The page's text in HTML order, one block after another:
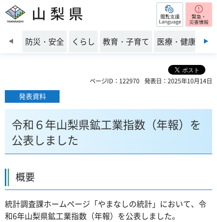
山梨県 閲覧支援
前のスライドを表示
防災・安全 くらし 教育・子育て 医療・健康・福
ページID：122970 発表日：2025年10月14日
発表資料
令和６年山梨県鉱工業指数（年報）を
公表しました
概要
統計調査課ホームページ「やまなしの統計」において、令
和6年山梨県鉱工業指数（年報）を公表しました。